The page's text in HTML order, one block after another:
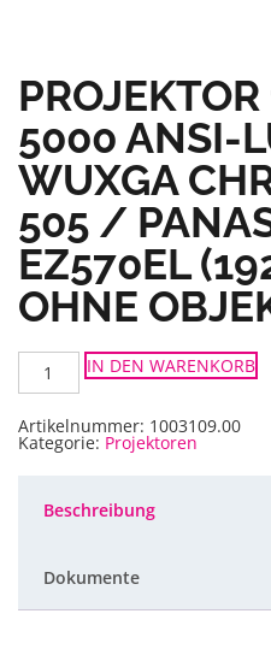
5000 ANSI-
WUXGA
505 /
EZ570EL
OHNE
Projektor
16:10
LCD
ANSI-
Lumen,
WUXGA
505
EZ570EL
-
IN DEN WARENKORB
Artikelnummer: 1003109.00
Kategorie: Projektoren
Beschreibung
Dokumente